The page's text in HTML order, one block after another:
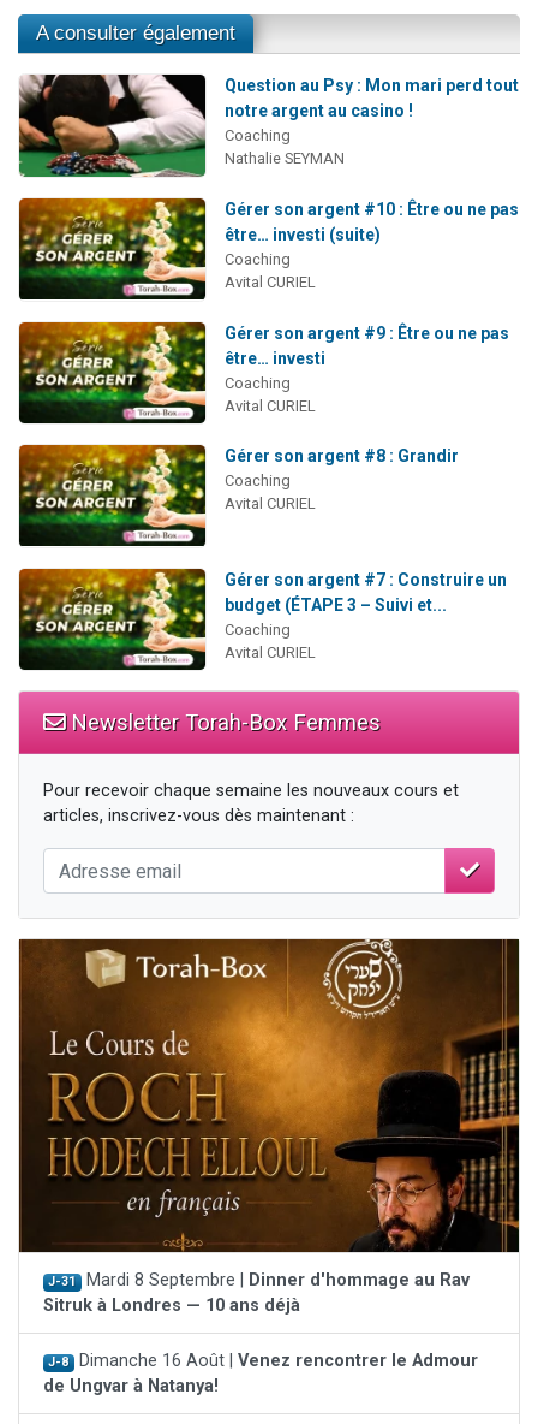
A consulter également
Question au Psy : Mon mari perd tout
notre argent au casino !
Coaching
Nathalie SEYMAN
Gérer son argent #10 : Être ou ne pas
être… investi (suite)
Coaching
Avital CURIEL
Gérer son argent #9 : Être ou ne pas
être… investi
Coaching
Avital CURIEL
Gérer son argent #8 : Grandir
Coaching
Avital CURIEL
Gérer son argent #7 : Construire un
budget (ÉTAPE 3 – Suivi et...
Coaching
Avital CURIEL
Newsletter Torah-Box Femmes
Pour recevoir chaque semaine les nouveaux cours et
articles, inscrivez-vous dès maintenant :
J-31 Mardi 8 Septembre |
Dinner d'hommage au Rav
Sitruk à Londres — 10 ans déjà
J-8 Dimanche 16 Août | Venez rencontrer le Admour
de Ungvar à Natanya!